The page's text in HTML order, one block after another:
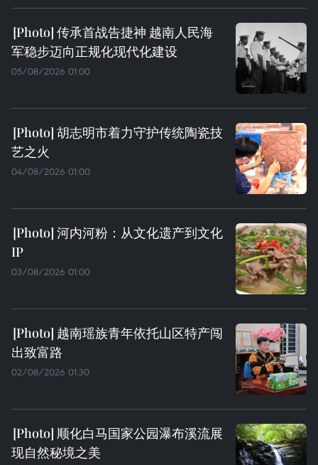
传承首战告捷神 越南人民海
军稳步迈向正规化现代化建设
05/08/2026 01:00
胡志明市着力守护传统陶瓷技
艺之火
04/08/2026 01:00
河内河粉：从文化遗产到文化
IP
03/08/2026 01:00
越南瑶族青年依托山区特产闯
出致富路
02/08/2026 01:30
顺化白马国家公园瀑布溪流展
现自然秘境之美